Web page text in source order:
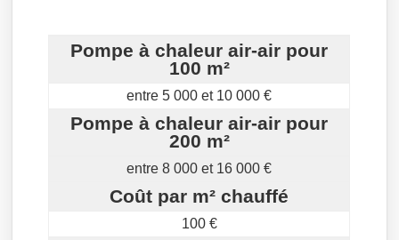
Pompe à chaleur air-air pour
100 m²
entre 5 000 et 10 000 €
Pompe à chaleur air-air pour
200 m²
entre 8 000 et 16 000 €
Coût par m² chauffé
100 €